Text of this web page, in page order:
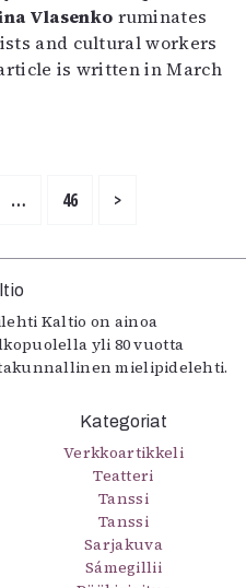
Vlasenko ruminates
and cultural workers
is written in March
… 46 >
Kaltio on ainoa
yli 80 vuotta
mielipidelehti.
Kategoriat
Verkkoartikkeli
Teatteri
Tanssi
Tanssi
Sarjakuva
Sámegillii